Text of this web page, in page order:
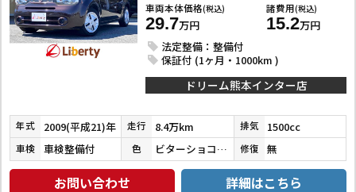
車両本体価格(税込)
29.7万円
諸費用(税込)
15.2万円
法定整備：整備付
保証付 (1ヶ月・1000km )
ドリーム熊本インター店
年式 2009(平成21)年 走行 8.4万km 排気 1500cc
車検 車検整備付 色 ビターショコラパール 修復 無
お問い合わせ 詳細はこちら